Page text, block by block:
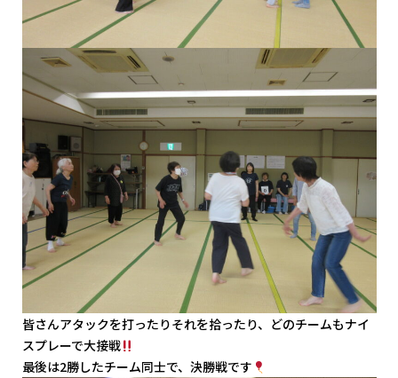
皆さんアタックを打ったりそれを拾ったり、どのチームもナイ
スプレーで大接戦
最後は2勝したチーム同士で、決勝戦です